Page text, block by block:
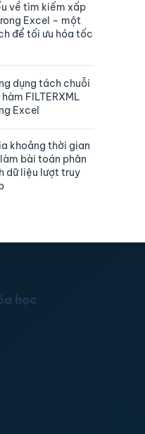
về tìm kiếm xấp
Excel – một
để tối ưu hóa tốc
dụng tách chuỗi
FILTERXML
Excel
khoảng thời gian
bài toán phân
dữ liệu lượt truy
học